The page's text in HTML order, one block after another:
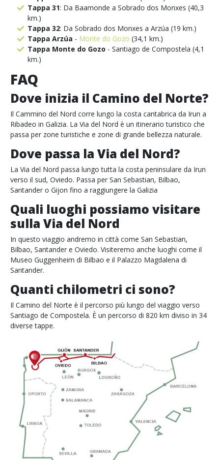
Tappa 31: Da Baamonde a Sobrado dos Monxes (40,3
km.)
Tappa 32: Da Sobrado dos Monxes a Arzúa (19 km.)
Tappa Arzúa - Monte do Gozo (34,1 km.)
Tappa Monte do Gozo - Santiago de Compostela (4,1
km.)
FAQ
Dove inizia il Camino del Norte?
Il Cammino del Nord corre lungo la costa cantabrica da Irun a
Ribadeo in Galizia. La Via del Nord è un itinerario turistico che
passa per zone turistiche e zone di grande bellezza naturale.
Dove passa la Via del Nord?
La Via del Nord passa lungo tutta la costa peninsulare da Irun
verso il sud, Oviedo. Passa per San Sebastian, Bilbao,
Santander o Gijon fino a raggiungere la Galizia
Quali luoghi possiamo visitare
sulla Via del Nord
In questo viaggio andremo in città come San Sebastian,
Bilbao, Santander e Oviedo. Visiteremo anche luoghi come il
Museo Guggenheim di Bilbao e il Palazzo Magdalena di
Santander.
Quanti chilometri ci sono?
Il Camino del Norte è il percorso più lungo del viaggio verso
Santiago de Compostela. È un percorso di 820 km diviso in 34
diverse tappe.